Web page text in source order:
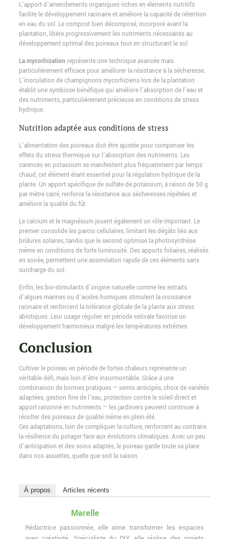
L’apport d’amendements organiques riches en éléments nutritifs
facilite le développement racinaire et améliore la capacité de rétention
en eau du sol. Le compost bien décomposé, incorporé avant la
plantation, libère progressivement les nutriments nécessaires au
développement optimal des poireaux tout en structurant le sol.
La mycorhization représente une technique avancée mais
particulièrement efficace pour améliorer la résistance à la sécheresse.
L’inoculation de champignons mycorhiziens lors de la plantation
établit une symbiose bénéfique qui améliore l’absorption de l’eau et
des nutriments, particulièrement précieuse en conditions de stress
hydrique.
Nutrition adaptée aux conditions de stress
L’alimentation des poireaux doit être ajustée pour compenser les
effets du stress thermique sur l’absorption des nutriments. Les
carences en potassium se manifestent plus fréquemment par temps
chaud, cet élément étant essentiel pour la régulation hydrique de la
plante. Un apport spécifique de sulfate de potassium, à raison de 50 g
par mètre carré, renforce la résistance aux sécheresses répétées et
améliore la qualité du fût.
Le calcium et le magnésium jouent également un rôle important. Le
premier consolide les parois cellulaires, limitant les dégâts liés aux
brûlures solaires, tandis que le second optimise la photosynthèse
même en conditions de forte luminosité. Des apports foliaires, réalisés
en soirée, permettent une assimilation rapide de ces éléments sans
surcharge du sol.
Enfin, les bio-stimulants d’origine naturelle comme les extraits
d’algues marines ou d’acides humiques stimulent la croissance
racinaire et renforcent la tolérance globale de la plante aux stress
abiotiques. Leur usage régulier en période estivale favorise un
développement harmonieux malgré les températures extrêmes.
Conclusion
Cultiver le poireau en période de fortes chaleurs représente un
véritable défi, mais loin d’être insurmontable. Grâce à une
combinaison de bonnes pratiques — semis anticipés, choix de variétés
adaptées, gestion fine de l’eau, protection contre le soleil direct et
apport raisonné en nutriments — les jardiniers peuvent continuer à
récolter des poireaux de qualité même en plein été.
Ces adaptations, loin de compliquer la culture, renforcent au contraire
la résilience du potager face aux évolutions climatiques. Avec un peu
d’anticipation et des soins adaptés, le poireau garde toute sa place
dans nos assiettes, quelle que soit la saison.
À propos Articles récents
Marelle
Rédactrice passionnée, elle aime transformer les espaces